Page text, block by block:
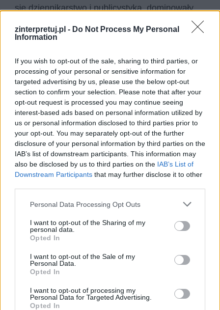
zinterpretuj.pl - Do Not Process My Personal
Information
If you wish to opt-out of the sale, sharing to third parties, or
processing of your personal or sensitive information for
targeted advertising by us, please use the below opt-out
section to confirm your selection. Please note that after your
opt-out request is processed you may continue seeing
interest-based ads based on personal information utilized by
us or personal information disclosed to third parties prior to
your opt-out. You may separately opt-out of the further
disclosure of your personal information by third parties on the
IAB’s list of downstream participants. This information may
also be disclosed by us to third parties on the IAB’s List of
Downstream Participants that may further disclose it to other
Personal Data Processing Opt Outs
I want to opt-out of the Sharing of my
personal data.
Opted In
I want to opt-out of the Sale of my
Personal Data.
Opted In
I want to opt-out of processing my
Personal Data for Targeted Advertising.
Opted In
się dziennikarstwo i publicystyka, dominowały
gatunki użytkowe, rodziły się nowe czasopisma.
Sztuka była bardzo mocno związana z
powiastki filozoficzne – znów stawiano na
dydaktyzm na skalę krajową. Bardzo ważną rolę
w edukacji kulturalnej pełnił teatr.